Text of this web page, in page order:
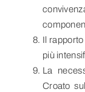
Il
più
La
Croato